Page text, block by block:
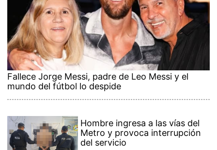
Fallece Jorge Messi, padre de Leo Messi y el
mundo del fútbol lo despide
Hombre ingresa a las vías del
Metro y provoca interrupción
del servicio